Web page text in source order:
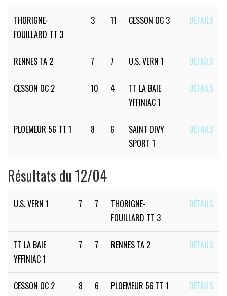
THORIGNE-
FOUILLARD TT 3
3 11 CESSON OC 3 DÉTAILS
RENNES TA 2 7 7 U.S. VERN 1 DÉTAILS
CESSON OC 2 10 4
TT LA BAIE
YFFINIAC 1
DÉTAILS
PLOEMEUR 56 TT 1 8 6
SAINT DIVY
SPORT 1
DÉTAILS
Résultats du 12/04
U.S. VERN 1 7 7
THORIGNE-
FOUILLARD TT 3
DÉTAILS
TT LA BAIE
YFFINIAC 1
7 7 RENNES TA 2 DÉTAILS
CESSON OC 2 8 6 PLOEMEUR 56 TT 1 DÉTAILS